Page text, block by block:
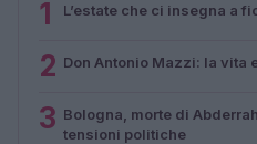
1 L’estate che ci insegna a
2 Don Antonio Mazzi: la vita
3 Bologna, morte di
tensioni politiche